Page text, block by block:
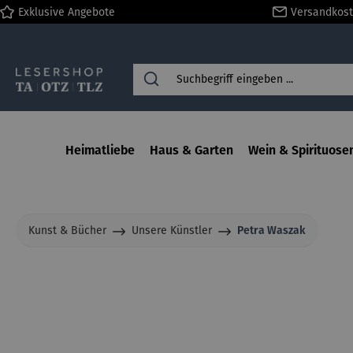
Zur Hauptnavigation springen
Exklusive Angebote
Heimatliebe Haus & Garten Wein &
Kunst & Bücher Unsere Künstler Petra Waszak